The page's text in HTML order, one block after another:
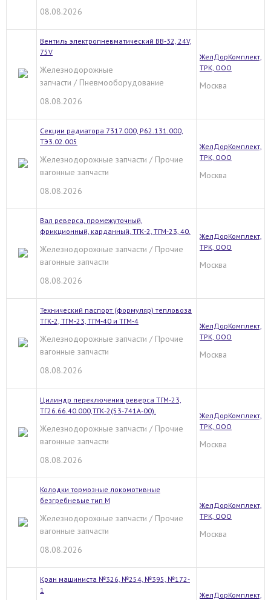
08.08.2026
Вентиль электропневматический ВВ-32, 24V,
75V
Железнодорожные
запчасти / Пневмооборудование
08.08.2026
ЖелДорКомплект,
ТРК, ООО
Москва
Секции радиатора 7317.000, Р62.131.000,
ТЭ3.02.005
Железнодорожные запчасти / Прочие
вагонные запчасти
08.08.2026
ЖелДорКомплект,
ТРК, ООО
Москва
Вал реверса, промежуточный,
фрикционный, карданный, ТГК-2, ТГМ-23, 40.
Железнодорожные запчасти / Прочие
вагонные запчасти
08.08.2026
ЖелДорКомплект,
ТРК, ООО
Москва
Технический паспорт (формуляр) тепловоза
ТГК-2, ТГМ-23, ТГМ-40 и ТГМ-4
Железнодорожные запчасти / Прочие
вагонные запчасти
08.08.2026
ЖелДорКомплект,
ТРК, ООО
Москва
Цилиндр переключения реверса ТГМ-23,
ТГ26.66.40.000,ТГК-2(53-741А-00).
Железнодорожные запчасти / Прочие
вагонные запчасти
08.08.2026
ЖелДорКомплект,
ТРК, ООО
Москва
Колодки тормозные локомотивные
безгребневые тип М
Железнодорожные запчасти / Прочие
вагонные запчасти
08.08.2026
ЖелДорКомплект,
ТРК, ООО
Москва
Кран машиниста №326, №254, №395, №172-
1
ЖелДорКомплект,